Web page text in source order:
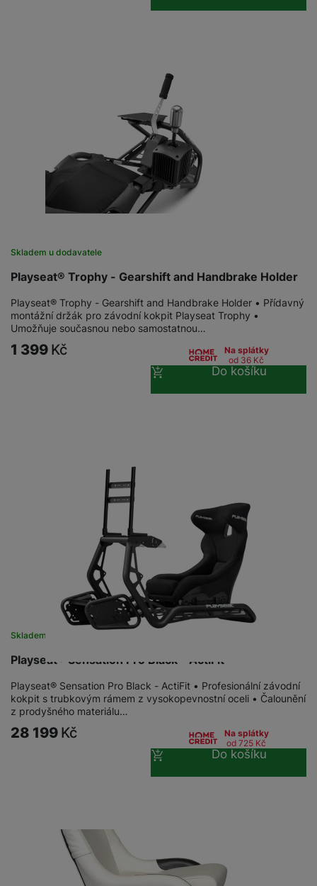
Playseat® Trophy - Gearshift and Handbrake Holder
Skladem u dodavatele
Playseat® Trophy - Gearshift and Handbrake Holder • Přídavný
montážní držák pro závodní kokpit Playseat Trophy •
Umožňuje současnou nebo samostatnou…
1 399 Kč
Na splátky
od 36 Kč
Do košíku
Playseat® Sensation Pro Black - ActiFit
Skladem u dodavatele
Playseat® Sensation Pro Black - ActiFit • Profesionální závodní
kokpit s trubkovým rámem z vysokopevnostní oceli • Čalounění
z prodyšného materiálu…
28 199 Kč
Na splátky
od 725 Kč
Do košíku